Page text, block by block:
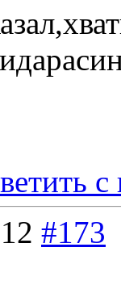
с
#173